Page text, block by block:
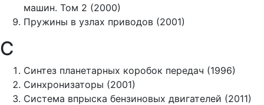
машин. Том 2 (2000)
Пружины в узлах приводов (2001)
С
Синтез планетарных коробок передач (1996)
Синхронизаторы (2001)
Система впрыска бензиновых двигателей (2011)